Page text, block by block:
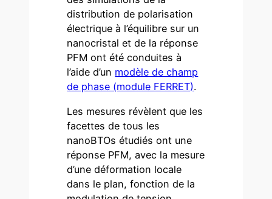
distribution de polarisation
électrique à l’équilibre sur un
nanocristal et de la réponse
PFM ont été conduites à
l’aide d’un modèle de champ
de phase (module FERRET).
Les mesures révèlent que les
facettes de tous les
nanoBTOs étudiés ont une
réponse PFM, avec la mesure
d’une déformation locale
dans le plan, fonction de la